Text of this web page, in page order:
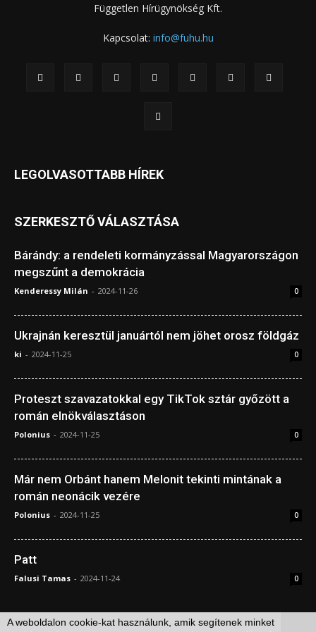
Független Hírügynökség Kft.
Kapcsolat: info@fuhu.hu
LEGOLVASOTTABB HÍREK
SZERKESZTŐ VÁLASZTÁSA
Bárándy: a rendeleti kormányzással Magyarországon
megszűnt a demokrácia
Kenderessy Milán - 2024-11-26 0
Ukrajnán keresztül januártól nem jöhet orosz földgáz
ki - 2024-11-25 0
Proteszt szavazatokkal egy TikTok sztár győzött a
román elnökválasztáson
Polonius - 2024-11-25 0
Már nem Orbánt hanem Melonit tekinti mintának a
román neonácik vezére
Polonius - 2024-11-25 0
Patt
Falusi Tamas - 2024-11-24 0
A weboldalon cookie-kat használunk, amik segítenek minket